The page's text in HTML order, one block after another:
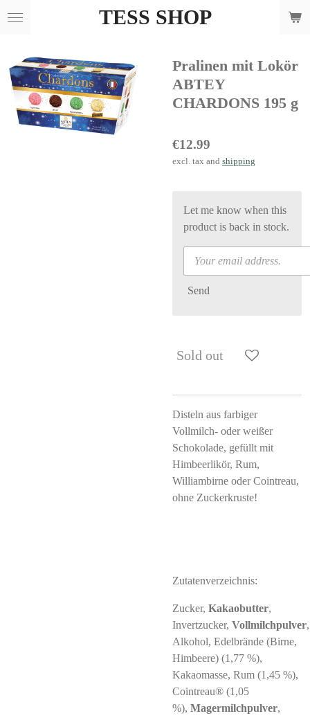
Skip
content
TESS SHOP
Pralinen mit Lokör
ABTEY
CHARDONS 195 g
€12.99
excl. tax and shipping
Let me know when this
product is back in stock.
Send
Sold out
Disteln aus farbiger
Vollmilch- oder weißer
Schokolade, gefüllt mit
Himbeerlikör, Rum,
Williambirne oder Cointreau,
ohne Zuckerkruste!
Zutatenverzeichnis:
Zucker, Kakaobutter,
Invertzucker, Vollmilchpulver
Alkohol, Edelbrände (Birne,
Himbeere) (1,77 %),
Kakaomasse, Rum (1,45 %),
Cointreau® (1,05
%), Magermilchpulver,